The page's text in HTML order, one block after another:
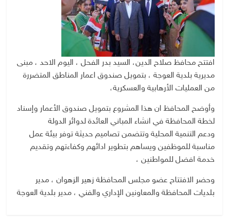
افتتح محافظ صلاح الدين، السيد بدر الفحل ، اليوم الاحد ، مبنى
مديرية بلدية العوجة ، بتمويل صندوق اعمار المناطق المتضررة
من العمليات الأرهابية والعسكرية،
وأوضح المحافظ ان هذا المشروع بتمويل صندوق الأعمار وإسناد
لخطة المحافظة في انشاء المباني العائدة لدوائر الدولة
ودعم التنمية المحلية وتتضمن تصاميم حديثة توفر بيئة عمل
مناسبة للموظفين ويساهم بتطوير ادائهم وكفاءتهم وتقديم
خدمة افضل للمواطنين ،
وحضر الافتتاح عضو مجلس المحافظة زهير الزهوان ، مدير
بلديات المحافظة والمعاونين الإداري والفني ، مدير بلدية العوجة